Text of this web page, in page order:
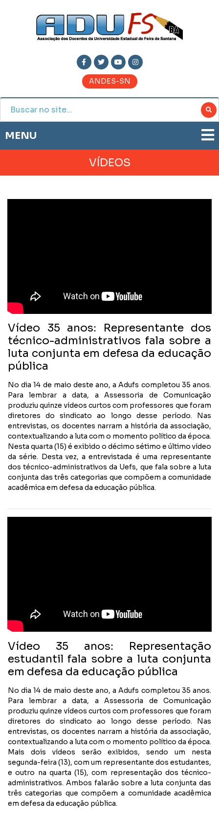
ANDES-SN
MENU
HISTÓRIA
PRESTAÇÃO DE CONTAS
VÍDEOS
Vídeo 35 anos: Representante dos
técnico-administrativos fala sobre a
luta conjunta em defesa da educação
pública
No dia 14 de maio deste ano, a Adufs completou 35 anos.
Para lembrar a data, a Assessoria de Comunicação
produziu quinze vídeos curtos com professores que foram
diretores do sindicato ao longo desse período. Nas
entrevistas, os docentes narram a história da associação,
contextualizando a luta com o momento político da época.
Nesta quarta (15) é exibido o décimo sétimo e último vídeo
da série. Desta vez, a entrevistada é uma representante
dos técnico-administrativos da Uefs, que fala sobre a luta
conjunta das três categorias que compõem a comunidade
acadêmica em defesa da educação pública.
Vídeo 35 anos: Representação
estudantil fala sobre a luta conjunta
em defesa da educação pública
No dia 14 de maio deste ano, a Adufs completou 35 anos.
Para lembrar a data, a Assessoria de Comunicação
produziu quinze vídeos curtos com professores que foram
diretores do sindicato ao longo desse período. Nas
entrevistas, os docentes narram a história da associação,
contextualizando a luta com o momento político da época.
Mais dois vídeos serão exibidos, sendo um nesta
segunda-feira (13), com um representante dos estudantes,
e outro na quarta (15), com representação dos técnico-
administrativos. Ambos falarão sobre a luta conjunta das
três categorias que compõem a comunidade acadêmica
em defesa da educação pública.